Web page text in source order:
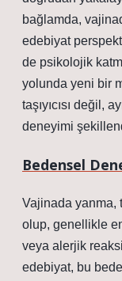
bağlamda,
edebiyat
de psikolojik
yolunda yeni bir
taşıyıcısı değil,
deneyimi
Bedensel
Vajinada yanma,
olup, genellikle
veya alerjik
edebiyat, bu